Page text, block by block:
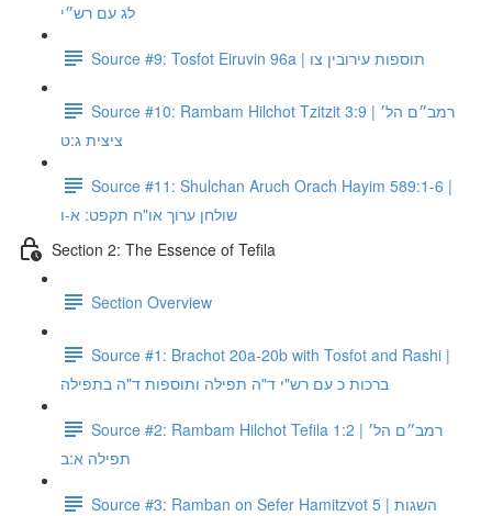
לג עם רש״י
Source #9: Tosfot Eiruvin 96a | תוספות עירובין צו
Source #10: Rambam Hilchot Tzitzit 3:9 | רמב״ם הל׳
ציצית ג:ט
Source #11: Shulchan Aruch Orach Hayim 589:1-6 |
שולחן ערוך או"ח תקפט: א-ו
Section 2: The Essence of Tefila
Section Overview
Source #1: Brachot 20a-20b with Tosfot and Rashi |
ברכות כ עם רש"י ד"ה תפילה ותוספות ד"ה בתפילה
Source #2: Rambam Hilchot Tefila 1:2 | רמב״ם הל׳
תפילה א:ב
Source #3: Ramban on Sefer Hamitzvot 5 | השגות